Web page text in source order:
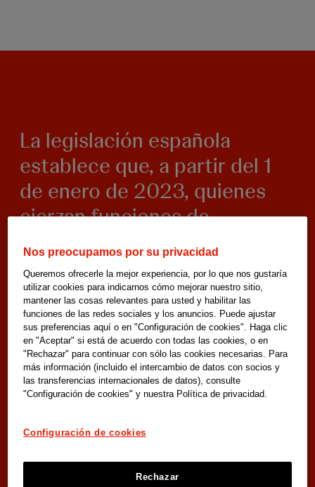
La legislación española
establece que, a partir del 1
de enero de 2023, quienes
ejerzan funciones de
asistencia personal a
personas dependientes
deberán de poseer el
Certificado de
Profesionalidad en Atención
Sociosanitaria.
Nos preocupamos por su privacidad
Queremos ofrecerle la mejor experiencia, por lo que nos gustaría
utilizar cookies para indicarnos cómo mejorar nuestro sitio,
mantener las cosas relevantes para usted y habilitar las
funciones de las redes sociales y los anuncios. Puede ajustar
sus preferencias aquí o en "Configuración de cookies". Haga clic
en "Aceptar" si está de acuerdo con todas las cookies, o en
"Rechazar" para continuar con sólo las cookies necesarias. Para
más información (incluido el intercambio de datos con socios y
las transferencias internacionales de datos), consulte
"Configuración de cookies" y nuestra Política de privacidad.
Configuración de cookies
Rechazar